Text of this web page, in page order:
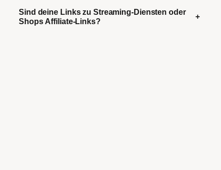
Sind deine Links zu Streaming-Diensten oder
Shops Affiliate-Links?
+